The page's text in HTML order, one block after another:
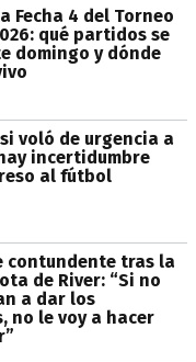
Fecha 4 del Torneo
qué partidos se
domingo y dónde
voló de urgencia a
incertidumbre
al fútbol
contundente tras la
de River: “Si no
a dar los
no le voy a hacer